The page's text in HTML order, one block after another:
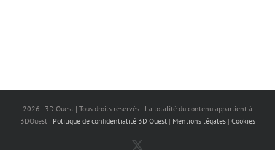
2026 - 3D Ouest | Tous droits réservés | La totalité du contenu appartient à
3DOuest | Politique de confidentialité 3D Ouest| Mentions légales| Cookies